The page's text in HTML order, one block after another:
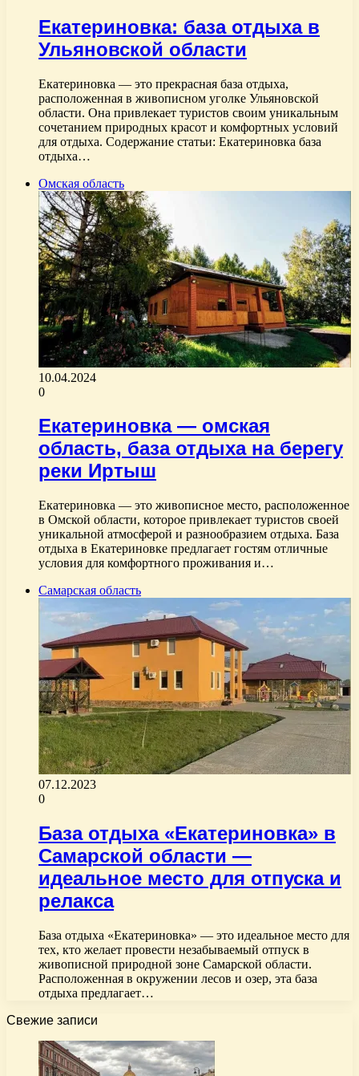
Екатериновка: база отдыха в
Ульяновской области
Екатериновка — это прекрасная база отдыха,
расположенная в живописном уголке Ульяновской
области. Она привлекает туристов своим уникальным
сочетанием природных красот и комфортных условий
для отдыха. Содержание статьи: Екатериновка база
отдыха…
Омская область
10.04.2024
0
Екатериновка — омская
область, база отдыха на берегу
реки Иртыш
Екатериновка — это живописное место, расположенное
в Омской области, которое привлекает туристов своей
уникальной атмосферой и разнообразием отдыха. База
отдыха в Екатериновке предлагает гостям отличные
условия для комфортного проживания и…
Самарская область
07.12.2023
0
База отдыха «Екатериновка» в
Самарской области —
идеальное место для отпуска и
релакса
База отдыха «Екатериновка» — это идеальное место для
тех, кто желает провести незабываемый отпуск в
живописной природной зоне Самарской области.
Расположенная в окружении лесов и озер, эта база
отдыха предлагает…
Свежие записи